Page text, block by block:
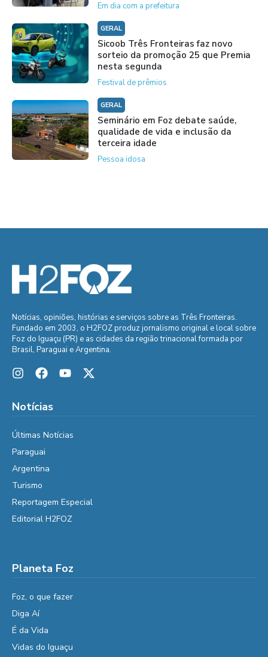
Em dia com a prefeitura
GERAL
Sicoob Três Fronteiras faz novo
sorteio da promoção 25 que Premia
nesta segunda
Festival de prêmios
GERAL
Seminário em Foz debate saúde,
qualidade de vida e inclusão da
terceira idade
Pessoa idosa
Notícias, opiniões, histórias e serviços sobre as Três Fronteiras.
Fundado em 2003, o H2FOZ produz jornalismo original e local sobre
Foz do Iguaçu (PR) e as cidades da região trinacional formada por
Brasil, Paraguai e Argentina.
Notícias
Últimas Notícias
Paraguai
Argentina
Turismo
Reportagem Especial
Editorial H2FOZ
Planeta Foz
Foz, o que fazer
Diga Aí
É da Vida
Vidas do Iguaçu